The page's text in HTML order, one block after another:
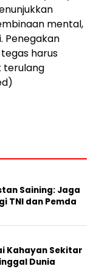
mental,
Penegakan
harus
terulang
Saining: Jaga
TNI dan Pemda
Kahayan Sekitar
Dunia